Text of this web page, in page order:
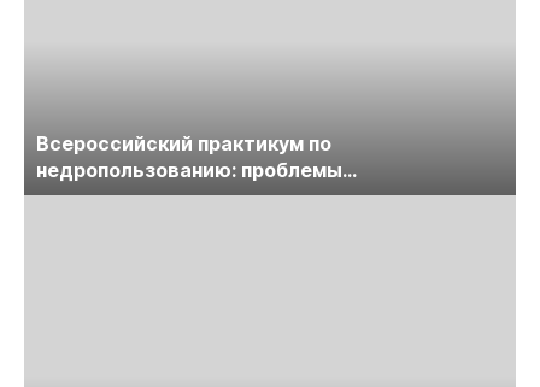
Всероссийский практикум по
недропользованию: проблемы
лицензирования, цифровизации, экспертизы